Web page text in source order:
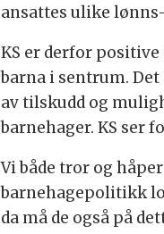
ansattes ulike
KS er derfor
barna i sentrum.
av tilskudd og
barnehager. KS ser
Vi både tror og
barnehagepolitikk
da må de også på